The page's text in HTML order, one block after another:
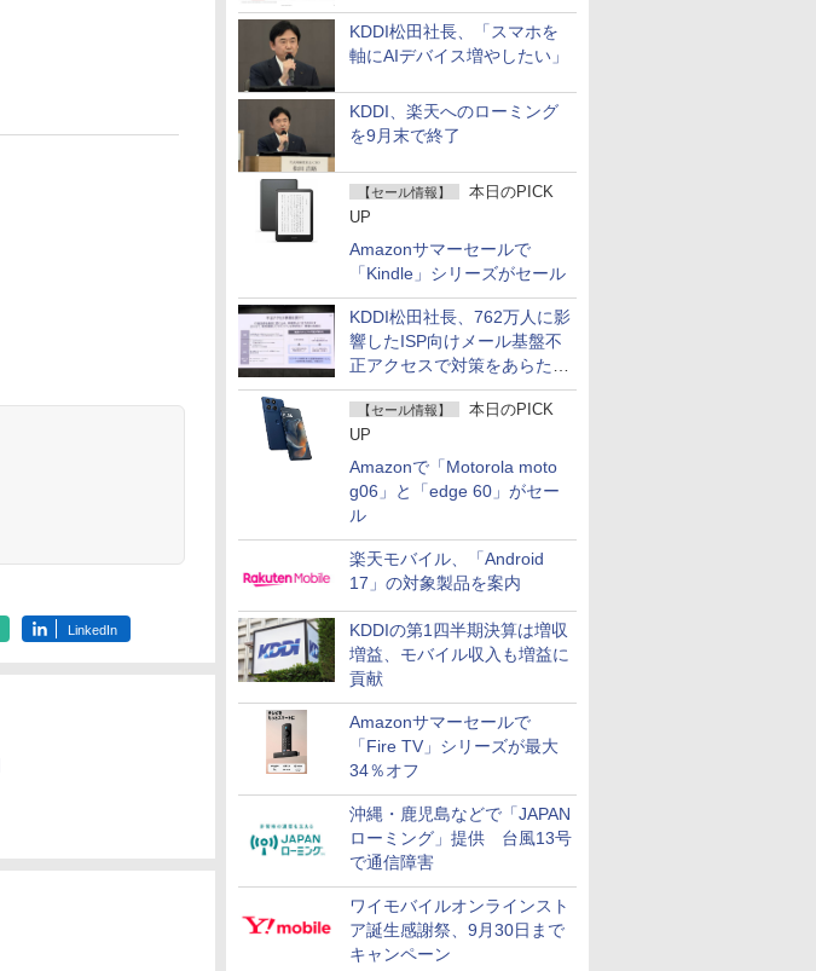
KDDI松田社長、「スマホを
軸にAIデバイス増やしたい」
KDDI、楽天へのローミング
を9月末で終了
【セール情報】
本日のPICK
UP
Amazonサマーセールで
「Kindle」シリーズがセール
KDDI松田社長、762万人に影
響したISP向けメール基盤不
正アクセスで対策をあらため
て説明
【セール情報】
本日のPICK
UP
Amazonで「Motorola moto
g06」と「edge 60」がセー
ル
楽天モバイル、「Android
17」の対象製品を案内
KDDIの第1四半期決算は増収
増益、モバイル収入も増益に
貢献
Amazonサマーセールで
「Fire TV」シリーズが最大
34％オフ
沖縄・鹿児島などで「JAPAN
ローミング」提供 台風13号
で通信障害
ワイモバイルオンラインスト
ア誕生感謝祭、9月30日まで
キャンペーン
LinkedIn